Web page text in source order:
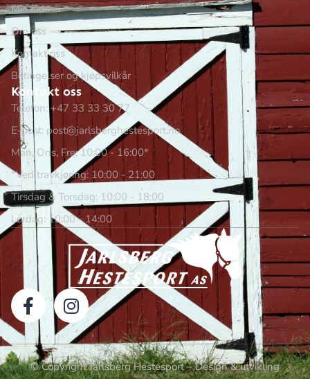
Min side
Om oss
Kontakt oss
Betingelser og kjøpsvilkår
Kontakt oss
Telefon: +47 33 33 30 77
E-post: post@jarlsberghestesport.no
Man, Ons, Fre: 10:00 - 16:00*
*Ved travkjøring: 10:00 - 21:00
Tirsdag & Torsdag: 10:00 - 18:00
Lørdag: 10:00 - 14:00
© Copyright Jarlsberg Hestesport – Design & utvikling